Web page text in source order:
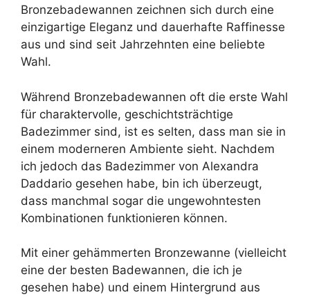
Bronzebadewannen zeichnen sich durch eine
einzigartige Eleganz und dauerhafte Raffinesse
aus und sind seit Jahrzehnten eine beliebte
Wahl.
Während Bronzebadewannen oft die erste Wahl
für charaktervolle, geschichtsträchtige
Badezimmer sind, ist es selten, dass man sie in
einem moderneren Ambiente sieht. Nachdem
ich jedoch das Badezimmer von Alexandra
Daddario gesehen habe, bin ich überzeugt,
dass manchmal sogar die ungewohntesten
Kombinationen funktionieren können.
Mit einer gehämmerten Bronzewanne (vielleicht
eine der besten Badewannen, die ich je
gesehen habe) und einem Hintergrund aus